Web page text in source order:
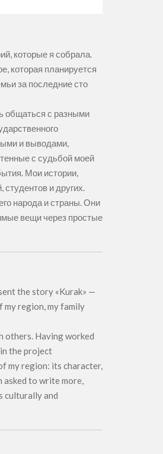
которые я собрала.
которая планируется
за последние сто
общаться с разными
и выводами,
с судьбой моей
Мои истории,
студентов и других.
народа и страны. Они
вещи через простые
the story «Kurak» —
my region, my family
others. Having worked
the project
my region: its character,
asked to write more,
culturally and